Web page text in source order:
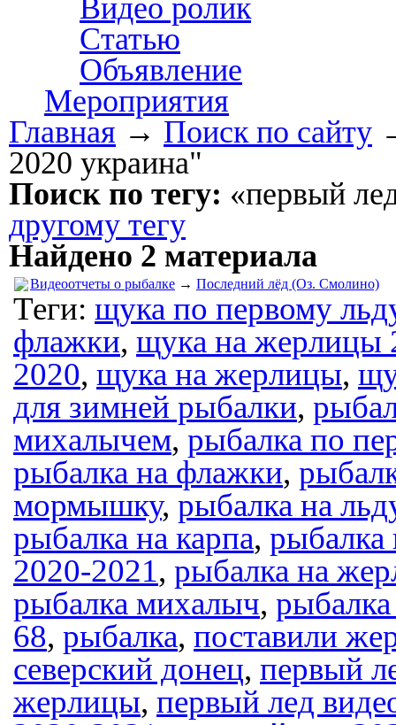
Видео ролик
Статью
Объявление
Мероприятия
Главная → Поиск по сайту
2020 украина"
Поиск по тегу: «первый
другому тегу
Найдено 2 материала
Видеоотчеты о рыбалке → Последний лёд (Оз. Смолино)
Теги: щука по первому
флажки, щука на жерлицы
2020, щука на жерлицы,
для зимней рыбалки,
михалычем, рыбалка по
рыбалка на флажки,
мормышку, рыбалка на
рыбалка на карпа, рыбалка
2020-2021, рыбалка на
рыбалка михалыч,
68, рыбалка, поставили
северский донец, первый
жерлицы, первый лед